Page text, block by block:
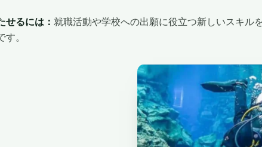
せるには： 就職活動や学校への出願に役立つ新しいスキル
。